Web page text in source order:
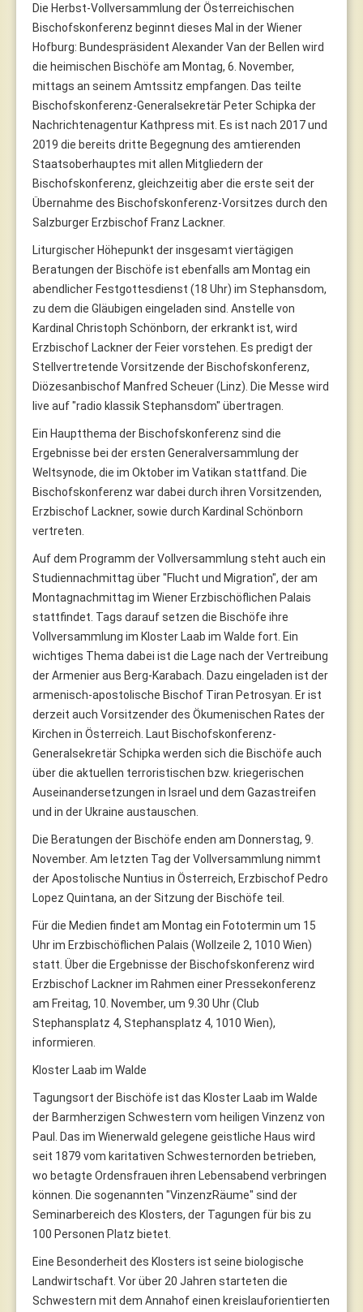
Die Herbst-Vollversammlung der Österreichischen
Bischofskonferenz beginnt dieses Mal in der Wiener
Hofburg: Bundespräsident Alexander Van der Bellen wird
die heimischen Bischöfe am Montag, 6. November,
mittags an seinem Amtssitz empfangen. Das teilte
Bischofskonferenz-Generalsekretär Peter Schipka der
Nachrichtenagentur Kathpress mit. Es ist nach 2017 und
2019 die bereits dritte Begegnung des amtierenden
Staatsoberhauptes mit allen Mitgliedern der
Bischofskonferenz, gleichzeitig aber die erste seit der
Übernahme des Bischofskonferenz-Vorsitzes durch den
Salzburger Erzbischof Franz Lackner.
Liturgischer Höhepunkt der insgesamt viertägigen
Beratungen der Bischöfe ist ebenfalls am Montag ein
abendlicher Festgottesdienst (18 Uhr) im Stephansdom,
zu dem die Gläubigen eingeladen sind. Anstelle von
Kardinal Christoph Schönborn, der erkrankt ist, wird
Erzbischof Lackner der Feier vorstehen. Es predigt der
Stellvertretende Vorsitzende der Bischofskonferenz,
Diözesanbischof Manfred Scheuer (Linz). Die Messe wird
live auf "radio klassik Stephansdom" übertragen.
Ein Hauptthema der Bischofskonferenz sind die
Ergebnisse bei der ersten Generalversammlung der
Weltsynode, die im Oktober im Vatikan stattfand. Die
Bischofskonferenz war dabei durch ihren Vorsitzenden,
Erzbischof Lackner, sowie durch Kardinal Schönborn
vertreten.
Auf dem Programm der Vollversammlung steht auch ein
Studiennachmittag über "Flucht und Migration", der am
Montagnachmittag im Wiener Erzbischöflichen Palais
stattfindet. Tags darauf setzen die Bischöfe ihre
Vollversammlung im Kloster Laab im Walde fort. Ein
wichtiges Thema dabei ist die Lage nach der Vertreibung
der Armenier aus Berg-Karabach. Dazu eingeladen ist der
armenisch-apostolische Bischof Tiran Petrosyan. Er ist
derzeit auch Vorsitzender des Ökumenischen Rates der
Kirchen in Österreich. Laut Bischofskonferenz-
Generalsekretär Schipka werden sich die Bischöfe auch
über die aktuellen terroristischen bzw. kriegerischen
Auseinandersetzungen in Israel und dem Gazastreifen
und in der Ukraine austauschen.
Die Beratungen der Bischöfe enden am Donnerstag, 9.
November. Am letzten Tag der Vollversammlung nimmt
der Apostolische Nuntius in Österreich, Erzbischof Pedro
Lopez Quintana, an der Sitzung der Bischöfe teil.
Für die Medien findet am Montag ein Fototermin um 15
Uhr im Erzbischöflichen Palais (Wollzeile 2, 1010 Wien)
statt. Über die Ergebnisse der Bischofskonferenz wird
Erzbischof Lackner im Rahmen einer Pressekonferenz
am Freitag, 10. November, um 9.30 Uhr (Club
Stephansplatz 4, Stephansplatz 4, 1010 Wien),
informieren.
Kloster Laab im Walde
Tagungsort der Bischöfe ist das Kloster Laab im Walde
der Barmherzigen Schwestern vom heiligen Vinzenz von
Paul. Das im Wienerwald gelegene geistliche Haus wird
seit 1879 vom karitativen Schwesternorden betrieben,
wo betagte Ordensfrauen ihren Lebensabend verbringen
können. Die sogenannten "VinzenzRäume" sind der
Seminarbereich des Klosters, der Tagungen für bis zu
100 Personen Platz bietet.
Eine Besonderheit des Klosters ist seine biologische
Landwirtschaft. Vor über 20 Jahren starteten die
Schwestern mit dem Annahof einen kreislauforientierten